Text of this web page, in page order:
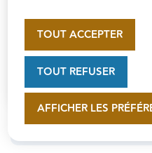
AFFICHER LES
TOUT ACCEPTER
TOUT REFUSER
Soutenez la
Maclou en vous
Fondation
En savoir plus